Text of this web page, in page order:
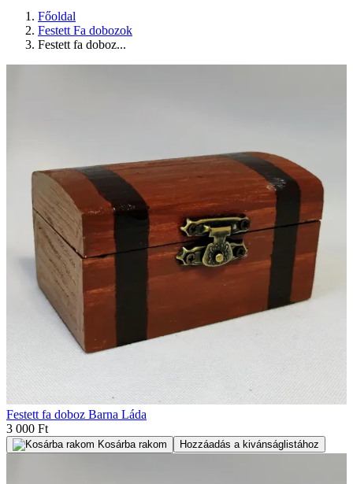
Főoldal
Festett Fa dobozok
Festett fa doboz...
Festett fa doboz Barna Láda
3 000 Ft
Kosárba rakom Hozzáadás a kivánságlistához